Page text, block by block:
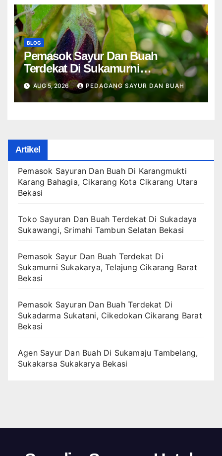
BLOG
Pemasok Sayur Dan Buah
Terdekat Di Sukamurni
Sukakarya, Telajung Cikarang
Barat Bekasi
AUG 5, 2026 PEDAGANG SAYUR DAN BUAH
Artikel
Pemasok Sayuran Dan Buah Di Karangmukti
Karang Bahagia, Cikarang Kota Cikarang Utara
Bekasi
Toko Sayuran Dan Buah Terdekat Di Sukadaya
Sukawangi, Srimahi Tambun Selatan Bekasi
Pemasok Sayur Dan Buah Terdekat Di
Sukamurni Sukakarya, Telajung Cikarang Barat
Bekasi
Pemasok Sayuran Dan Buah Terdekat Di
Sukadarma Sukatani, Cikedokan Cikarang Barat
Bekasi
Agen Sayur Dan Buah Di Sukamaju Tambelang,
Sukakarsa Sukakarya Bekasi